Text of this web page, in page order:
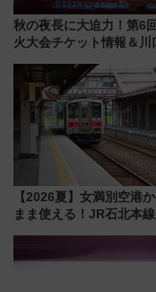
秋の夜長に大迫力！第6
火大会チケット情報＆川
【2026夏】女満別空港
まま使える！JR石北本
（8/3発売）